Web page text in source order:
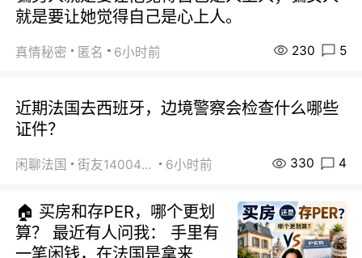
就是要让她觉得自己是心上人。
真情秘密 匿名 6小时前 230 5
近期法国去西班牙，边境警察会检查什么哪些
证件？
闲聊法国 街友14004820 6小时前 330 4
🏠 买房和存PER，哪个更划
算？ 最近有人问我： 手里有
一笔闲钱，在法国是拿来